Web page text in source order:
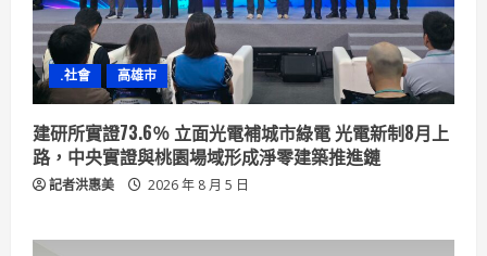
.社會 高雄市
建研所實證73.6％ 立面光電補城市綠電 光電新制8月上
路，中央實證與桃園場域形成淨零建築推進鏈
記者洪惠美 2026 年 8 月 5 日